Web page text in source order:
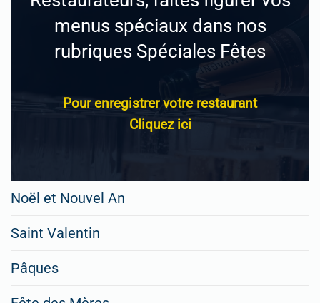
menus spéciaux dans nos
rubriques Spéciales Fêtes
Pour enregistrer votre restaurant
Cliquez ici
Noël et Nouvel An
Saint Valentin
Pâques